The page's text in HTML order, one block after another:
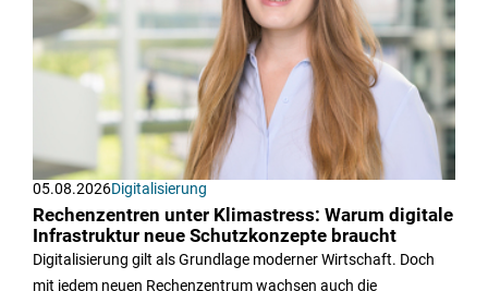
05.08.2026Digitalisierung
Rechenzentren unter Klimastress: Warum digitale
Infrastruktur neue Schutzkonzepte braucht
Digitalisierung gilt als Grundlage moderner Wirtschaft. Doch
mit jedem neuen Rechenzentrum wachsen auch die